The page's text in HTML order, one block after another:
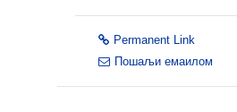
Permanent Link
Пошаљи емаилом